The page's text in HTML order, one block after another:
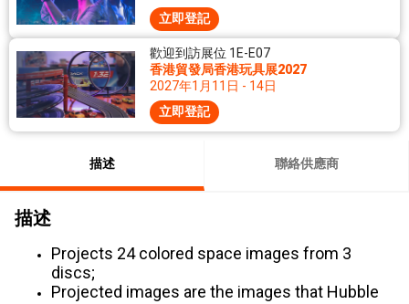
立即登記
歡迎到訪展位 1E-E07
香港貿發局香港玩具展2027
2027年1月11日 - 14日
立即登記
描述 聯絡供應商
描述
Projects 24 colored space images from 3
discs;
Projected images are the images that Hubble